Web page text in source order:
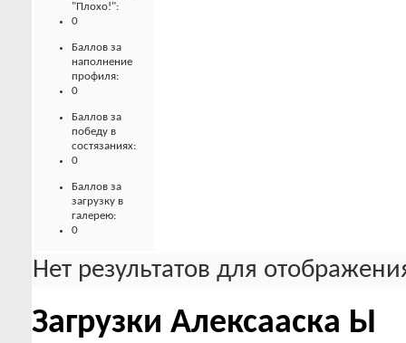
"Плохо!":
0
Баллов за
наполнение
профиля:
0
Баллов за
победу в
состязаниях:
0
Баллов за
загрузку в
галерею:
0
Нет результатов для
Загрузки Алексааска Ы